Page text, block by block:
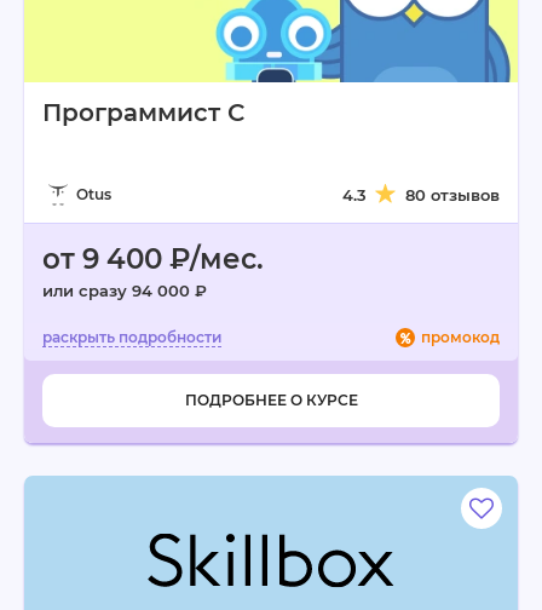
Программист C
Otus 4.3 80 отзывов
от 9 400 ₽/мес.
или сразу 94 000 ₽
промокод
ПОДРОБНЕЕ О КУРСЕ